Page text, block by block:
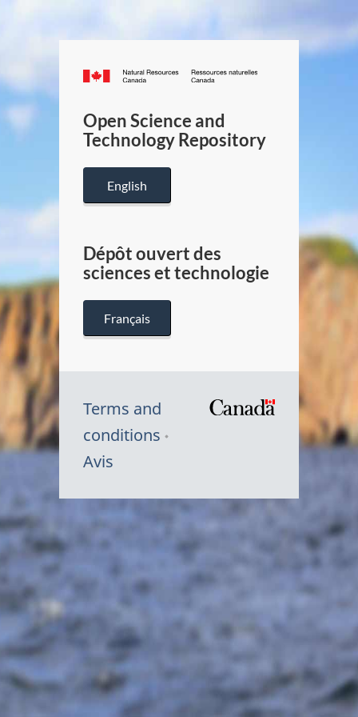
Canada.ca
/
Canada
Open Science and
Technology Repository
English
Dépôt ouvert des
sciences et technologie
Français
Terms and
conditions
Avis
Symbole
Canada